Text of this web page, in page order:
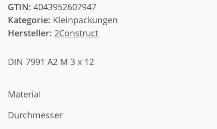
GTIN: 4043952607947
Kategorie: Kleinpackungen
Hersteller: 2Construct
DIN 7991 A2 M 3 x 12
Material
Durchmesser